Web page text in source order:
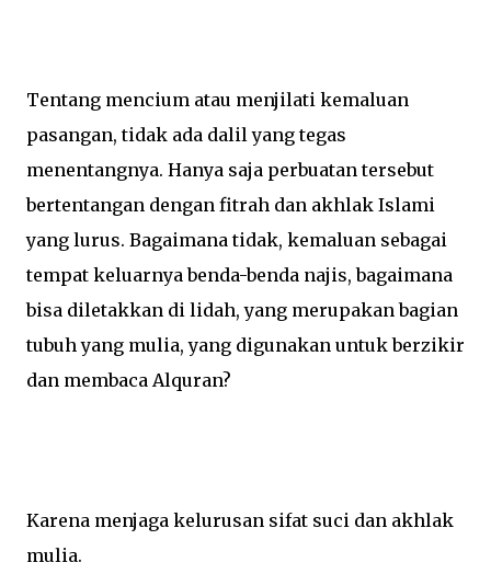
Tentang mencium atau menjilati kemaluan
pasangan, tidak ada dalil yang tegas
menentangnya. Hanya saja perbuatan tersebut
bertentangan dengan fitrah dan akhlak Islami
yang lurus. Bagaimana tidak, kemaluan sebagai
tempat keluarnya benda-benda najis, bagaimana
bisa diletakkan di lidah, yang merupakan bagian
tubuh yang mulia, yang digunakan untuk berzikir
dan membaca Alquran?
Karena menjaga kelurusan sifat suci dan akhlak
mulia.